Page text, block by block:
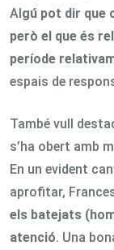
Al gú pot dir que
però el que és
període
espais de
També vull
s’ha obert amb
En un evident
aprofitar,
els batejats
atenció. Una